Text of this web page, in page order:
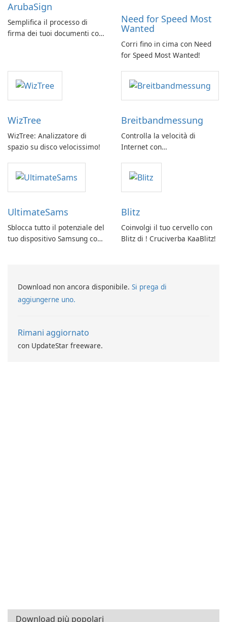
ArubaSign
Semplifica il processo di
firma dei tuoi documenti con
Need for Speed Most
Wanted
Corri fino in cima con Need
for Speed Most Wanted!
WizTree
WizTree: Analizzatore di
spazio su disco velocissimo!
Breitbandmessung
Controlla la velocità di
Internet con
GmbH!
UltimateSams
Sblocca tutto il potenziale del
tuo dispositivo Samsung con
Blitz
Coinvolgi il tuo cervello con
Blitz di ! Cruciverba KaaBlitz!
Download non ancora disponibile. Si prega di
aggiungerne uno.
Rimani aggiornato
con UpdateStar freeware.
Download più popolari